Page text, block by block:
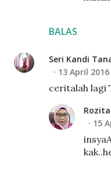
BALAS
Seri Kandi
13 April 2016
ceritalah lagi
15